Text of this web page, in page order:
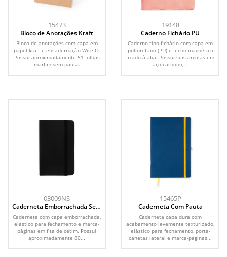
15473
Bloco de Anotações Kraft
Bloco de anotações com capa em
papel kraft e encadernação Wire-O.
Possui aproximadamente 51 folhas
marfim sem pauta.
19148
Caderno Fichário PU
Caderno tipo fichário com capa em
poliuretano (PU) e fecho magnético
fixado à aba. Possui seis argolas em
aço carbono,...
03009NS
Caderneta Emborrachada Sem
Caderneta com capa emborrachada,
elástico para fechamento e marca-
páginas em fita de cetim. Possui
aproximadamente 80...
15465P
Caderneta Com Pauta
Caderneta capa dura com
acabamento levemente texturizado,
elástico para fechamento, porta-
canetas lateral e marca-páginas...